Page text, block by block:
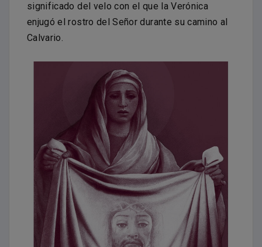
significado del velo con el que la Verónica
enjugó el rostro del Señor durante su camino al
Calvario.